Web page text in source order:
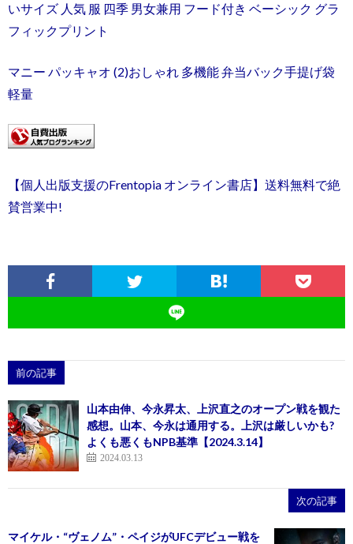
いサイズ 人気 服 四季 男女兼用 フード付き ベーシック グラ
フィックプリント
マニー パッキャオ (2)おしゃれ 多機能 弁当バック手提げ袋
軽量
【個人出版支援のFrentopia オンライン書店】送料無料で絶
賛営業中!
前の記事
山本由伸、今永昇太、上沢直之のオープン戦を観た
感想。山本、今永は通用する。上沢は厳しいかも?
よくも悪くもNPB基準【2024.3.14】
2024.03.13
次の記事
マイケル・“ヴェノム”・ペイジがUFCデビュー戦を